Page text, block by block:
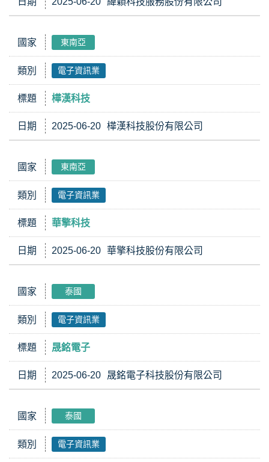
國家 東南亞
類別 電子資訊業
標題 樺漢科技
日期 2025-06-20 樺漢科技股份有限公司
國家 東南亞
類別 電子資訊業
標題 華擎科技
日期 2025-06-20 華擎科技股份有限公司
國家 泰國
類別 電子資訊業
標題 晟銘電子
日期 2025-06-20 晟銘電子科技股份有限公司
國家 泰國
類別 電子資訊業